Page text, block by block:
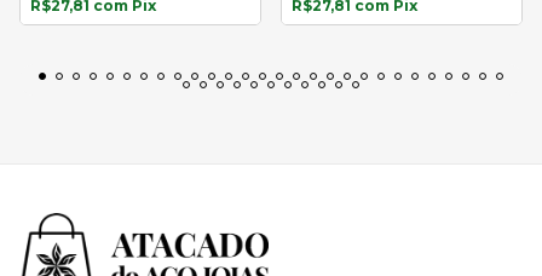
R$27,81 com Pix R$27,81 com Pix